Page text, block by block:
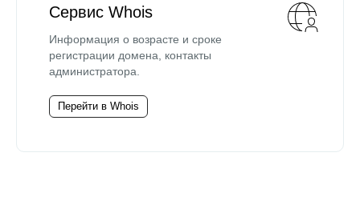
Сервис Whois
Информация о возрасте и сроке
регистрации домена, контакты
администратора.
Перейти в Whois